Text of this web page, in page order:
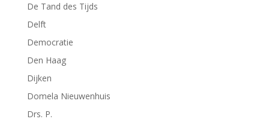
De Tand des Tijds
Delft
Democratie
Den Haag
Dijken
Domela Nieuwenhuis
Drs. P.